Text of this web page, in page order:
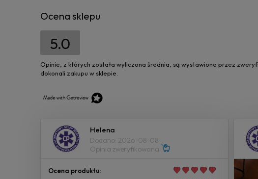
Ocena sklepu
5.0
Opinie, z których została wyliczona średnia, są wystawione przez
dokonali zakupu w sklepie.
Helena
Dodano: 2026-08-08
Opinia zweryfikowana
Ocena produktu: